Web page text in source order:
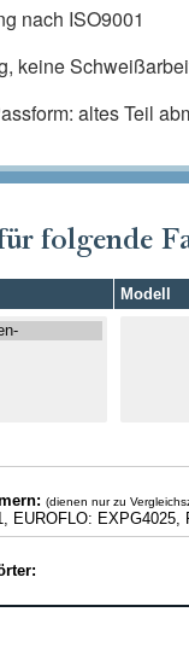
nach ISO9001
keine
altes Teil
folgende
Modell
(dienen nur zu
EUROFLO: